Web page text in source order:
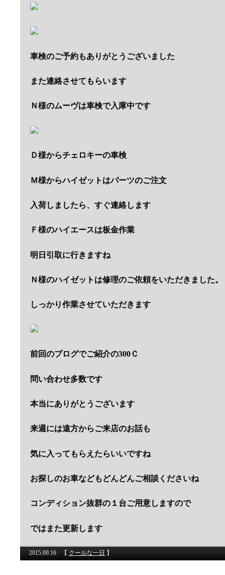
車検のご予約もありがとうございました
また連絡させてもらいます
Ｎ様のムーヴは車検で入庫中です
Ｄ様からチェロキーの車検
Ｍ様からハイゼットはパーツのご注文
入荷しましたら、すぐ連絡します
Ｆ様のハイエースは板金作業
明日引取に行きますね
Ｎ様のハイゼットは修理のご依頼をいただきました。
しっかり作業させていただきます
前回のブログでご紹介の300Ｃ
問い合わせ多数です
本当にありがとうございます
来週には遠方からご来店のお話も
気に入ってもらえたらいいですね
お探しのお車などもどんどんご相談くださいね
コンディション抜群の１台ご用意しますので
ではまた更新します
2015.09.16 【 クールな一日 】